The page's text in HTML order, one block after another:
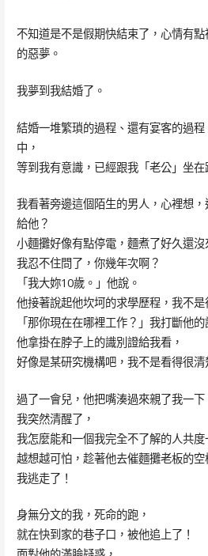
不知道是不是假期快結束了，心情有
的惡夢。
我夢到我結婚了。
結婚一堆繁瑣的過程、還有宴客的過
中，
等到我有意識，已經跟我「老公」坐在
我看著旁邊這個陌生的男人，心裡想
給他？
小麵攤好像有點停電，麵煮了好久還沒
我忍不住問了，你幾年次啊？
「我大妳10歲。」他說。
他接著說起他坎坷的求學歷程，我不是
「那你現在在哪裡工作？」我打斷他的
他拿掛在脖子上的識別證給我看，
好像是某研究機構吧，我不是看得很清
過了一會兒，他把嘴湊過來親了我一下
我突然清醒了，
我怎麼能和一個我完全不了解的人共度
越想越可怕，趁著他去催麵攤老板的空
我逃走了！
身無分文的我，死命的跑，
就在快到家的巷子口，被他追上了！